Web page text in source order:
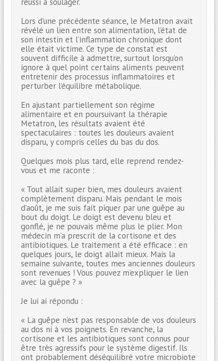
réussi à soulager.
Lors d’une précédente séance, le Metatron avait
révélé un lien entre son alimentation, l’état de
son intestin et l’inflammation chronique dont
elle était victime. Ce type de constat est
souvent difficile à admettre, surtout lorsqu’on
ignore à quel point certains aliments peuvent
entretenir des processus inflammatoires et
perturber l’équilibre métabolique.
En ajustant partiellement son régime
alimentaire et en poursuivant la thérapie
Metatron, les résultats avaient été
spectaculaires : toutes les douleurs avaient
disparu, y compris celles du bas du dos.
Quelques mois plus tard, elle reprend rendez-
vous et me raconte :
« Tout allait super bien, mes douleurs avaient
complètement disparu. Mais pendant le mois
d’août, je me suis fait piquer par une guêpe au
bout du doigt. Le doigt est devenu bleu et
gonflé, je ne pouvais même plus le plier. Mon
médecin m’a prescrit de la cortisone et des
antibiotiques. Le traitement a été efficace : en
quelques jours, le doigt allait mieux. Mais la
semaine suivante, toutes mes anciennes douleurs
sont revenues ! Vous pouvez m’expliquer le lien
avec la guêpe ? »
Je lui ai répondu :
« La guêpe n’est pas responsable de vos douleurs
au dos ni à vos poignets. En revanche, la
cortisone et les antibiotiques sont connus pour
être très agressifs pour le système digestif. Ils
ont probablement déséquilibré votre microbiote